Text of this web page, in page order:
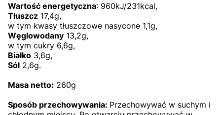
Wartość energetyczna: 960kJ/231kcal,
Tłuszcz 17,4g,
w tym kwasy tłuszczowe nasycone 1,1g,
Węglowodany 13,2g,
w tym cukry 6,6g,
Białko 3,6g,
Sól 2,6g.
Masa netto: 260g
Sposób przechowywania: Przechowywać w suchym i